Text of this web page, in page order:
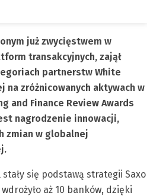
już zwycięstwem w
transakcyjnych, zajął
partnerstw White
na zróżnicowanych aktywach w
and Finance Review Awards
nagrodzenie innowacji,
zmian w globalnej
się podstawą strategii Saxo
aż 10 banków, dzięki